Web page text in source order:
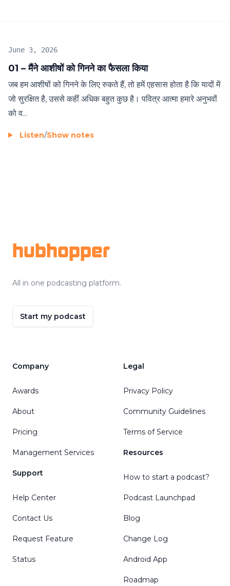
01 – मैंने आशीषों को गिनने का फैसला किया
June 3, 2026
जब हम आशीषों को गिनने के लिए रुकते हैं, तो हमें एहसास होता है कि यादों में
जो सुरक्षित है, उससे कहीं अधिक बहुत कुछ है। पवित्र आत्मा हमारे अनुभवों
को व...
Listen/Show notes
hubhopper
All in one podcasting platform.
Start my podcast
Company
Awards
About
Pricing
Management Services
Support
Help Center
Contact Us
Request Feature
Status
Legal
Privacy Policy
Community Guidelines
Terms of Service
Resources
How to start a podcast?
Podcast Launchpad
Blog
Change Log
Android App
Roadmap